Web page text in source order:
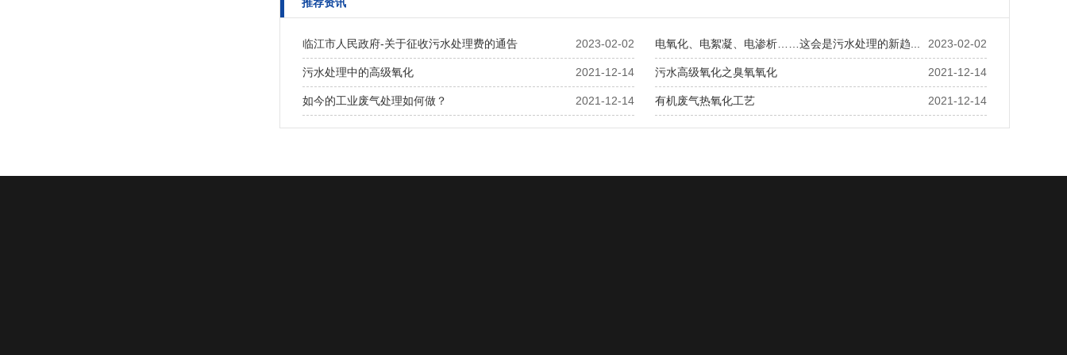
2023-02-02
临江市人民政府-关于征收污水处理费的通告 2023-02-02
电氧化、电絮凝、电渗析……这会是污水处理的新趋...
2021-12-14
污水处理中的高级氧化 2021-12-14
污水高级氧化之臭氧氧化
2021-12-14
如今的工业废气处理如何做？ 2021-12-14
有机废气热氧化工艺